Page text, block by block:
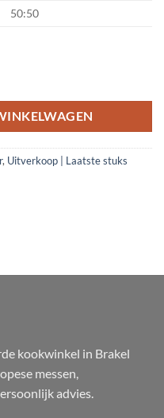
50:50
, Uitverkoop | Laatste stuks
kookwinkel in Brakel
messen,
advies.